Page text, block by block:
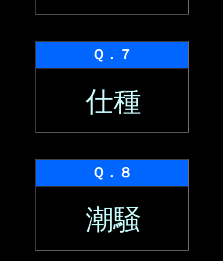
Ｑ．７
仕種
Ｑ．８
潮騒